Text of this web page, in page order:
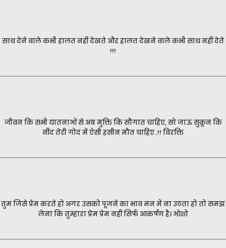
साथ देने वाले कभी हालत नहीं देखते और हालत देखने वाले कभी साथ नहीं देते
!!!
जीवन कि सभी यातनाओं से अब मुक्ति कि सौगात चाहिए, सो जाऊं सुकून कि
नींद तेरी गोद में ऐसी हसीन मौत चाहिए..!! विरक्ति
तुम जिसे प्रेम करते हो अगर उसको पूजने का भाव मन में ना उठता हो तो समझ
लेना कि तुम्हारा प्रेम प्रेम नहीं सिर्फ आकर्षण है। ओशो